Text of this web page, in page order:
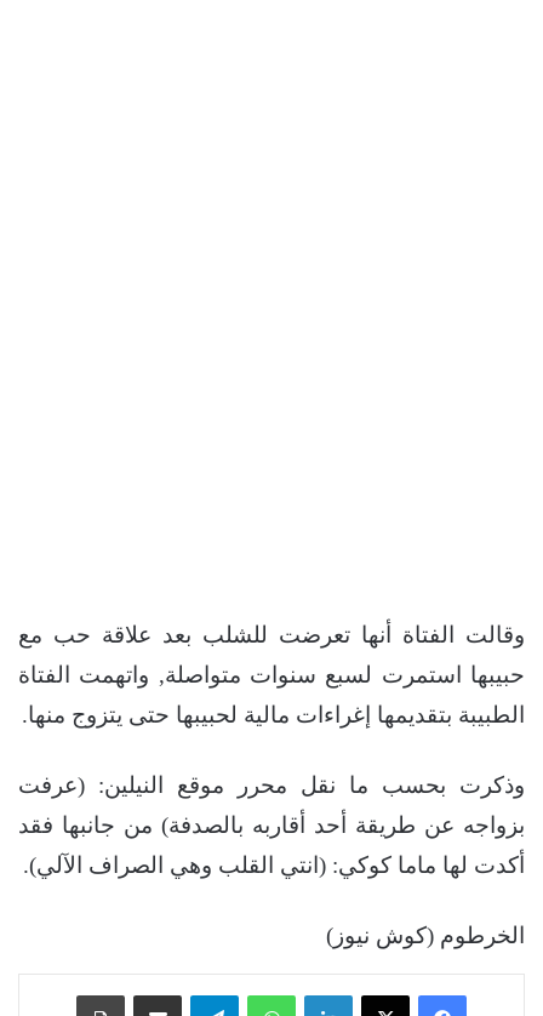
وقالت الفتاة أنها تعرضت للشلب بعد علاقة حب مع
حبيبها استمرت لسبع سنوات متواصلة, واتهمت الفتاة
الطبيبة بتقديمها إغراءات مالية لحبيبها حتى يتزوج منها.
وذكرت بحسب ما نقل محرر موقع النيلين: (عرفت
بزواجه عن طريقة أحد أقاربه بالصدفة) من جانبها فقد
أكدت لها ماما كوكي: (انتي القلب وهي الصراف الآلي).
الخرطوم (كوش نيوز)
فيسبوك ‫X لينكدإن واتساب تيلقرام